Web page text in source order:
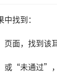
找到：
面，找到该耳
“未通过”，